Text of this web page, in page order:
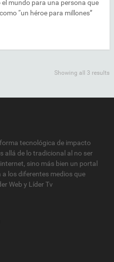
mundo para una persona que
“un héroe para millones”
Showing all 3 results
tecnológica de impacto
allá de lo tradicional al no ser
sino más bien un portal
los diferentes medios que
Web y Líder Tv